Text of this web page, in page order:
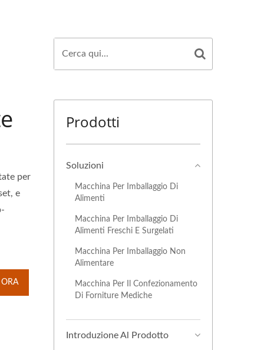
per
e
ORA
Prodotti
Soluzioni
Macchina Per Imballaggio Di
Alimenti
Macchina Per Imballaggio Di
Alimenti Freschi E Surgelati
Macchina Per Imballaggio Non
Alimentare
Macchina Per Il Confezionamento
Di Forniture Mediche
Introduzione Al Prodotto